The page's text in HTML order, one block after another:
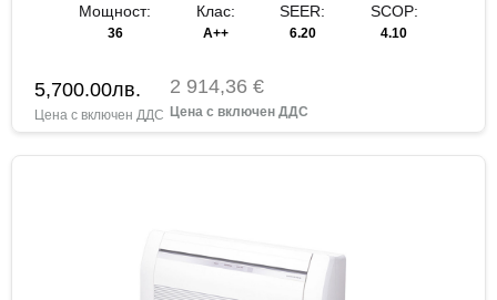
Мощност:
36
Клас:
A++
SEER:
6.20
SCOP:
4.10
5,700.00лв. 2 914,36 €